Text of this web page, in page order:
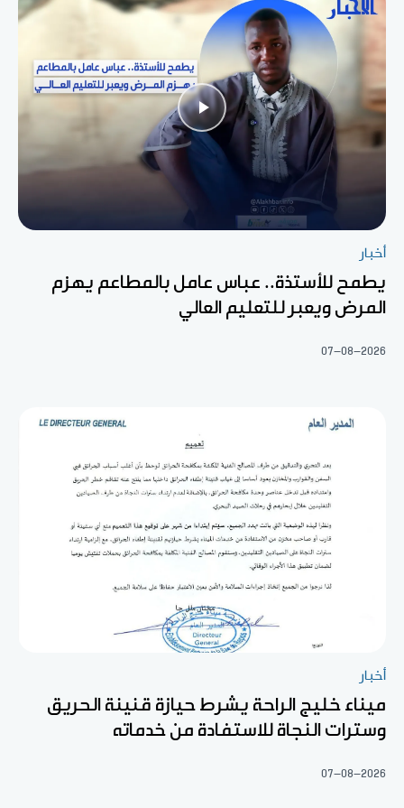
أخبار
يطمح للأستذة.. عباس عامل بالمطاعم يهزم
المرض ويعبر للتعليم العالي
07-08-2026
أخبار
ميناء خليج الراحة يشرط حيازة قنينة الحريق
وسترات النجاة للاستفادة من خدماته
07-08-2026